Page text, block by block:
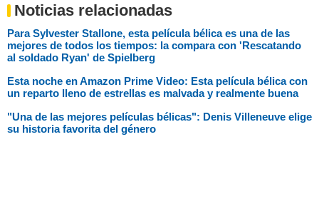
Noticias relacionadas
Para Sylvester Stallone, esta película bélica es una de las
mejores de todos los tiempos: la compara con 'Rescatando
al soldado Ryan' de Spielberg
Esta noche en Amazon Prime Video: Esta película bélica con
un reparto lleno de estrellas es malvada y realmente buena
"Una de las mejores películas bélicas": Denis Villeneuve elige
su historia favorita del género